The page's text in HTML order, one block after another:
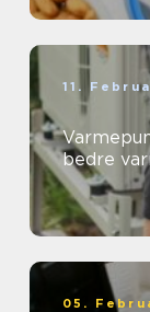
11.
bedre
05.